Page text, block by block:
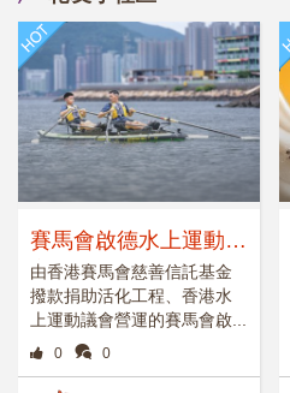
我想回家去
賽馬會啟德水上運動中
心今夏啟動 活化70年
代舊啟德消防局大樓紅
白建築
由香港賽馬會慈善信託基金
撥款捐助活化工程、香港水
上運動議會營運的賽馬會啟...
0 0